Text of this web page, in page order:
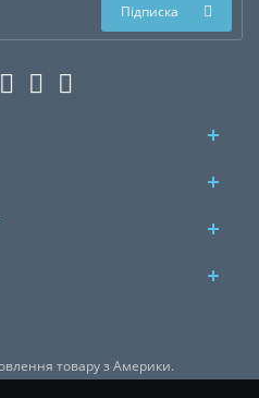
Підписка
товару з Америки.